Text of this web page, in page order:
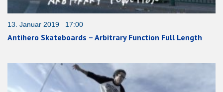
13. Januar 2019 17:00
Antihero Skateboards – Arbitrary Function Full Length